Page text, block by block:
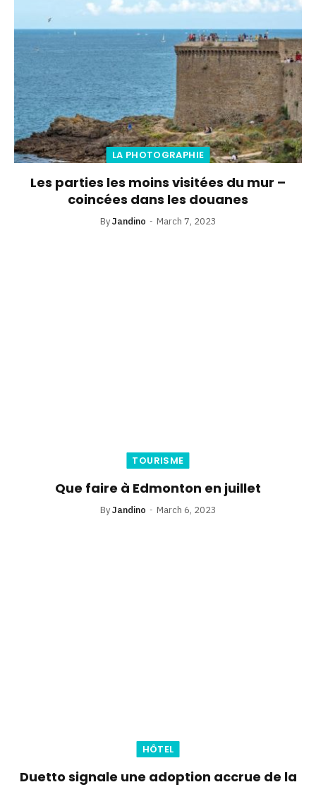
LA PHOTOGRAPHIE
Les parties les moins visitées du mur –
coincées dans les douanes
By Jandino March 7, 2023
TOURISME
Que faire à Edmonton en juillet
By Jandino March 6, 2023
HÔTEL
Duetto signale une adoption accrue de la